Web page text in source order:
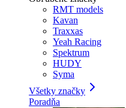
RMT models
Kavan
Traxxas
Yeah Racing
Spektrum
HUDY
Syma
Všetky značky
Poradňa